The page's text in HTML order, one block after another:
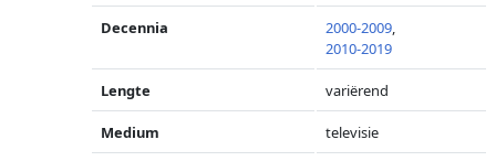
Decennia 2000-2009,
2010-2019
Lengte variërend
Medium televisie